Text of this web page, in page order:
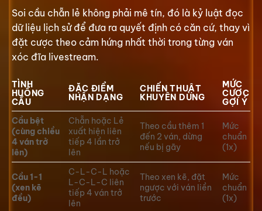
Soi cầu chẵn lẻ không phải mê tín, đó là kỷ luật đọc
dữ liệu lịch sử để đưa ra quyết định có căn cứ, thay vì
đặt cược theo cảm hứng nhất thời trong từng ván
xóc đĩa livestream.
TÌNH
HUỐNG
CẦU
ĐẶC ĐIỂM
NHẬN DẠNG
CHIẾN THUẬT
KHUYÊN DÙNG
MỨC
CƯỢC
GỢI Ý
Cầu bệt
(cùng chiều
4 ván trở
lên)
Chẵn hoặc Lẻ
xuất hiện liên
tiếp 4 lần trở
lên
Theo cầu thêm 1
đến 2 ván, dừng
nếu bị gãy
Mức
chuẩn
(1x)
Cầu 1-1
(xen kẽ
đều)
C-L-C-L hoặc
L-C-L-C liên
tiếp 4 ván trở
lên
Theo xen kẽ, đặt
ngược với ván liền
trước
Mức
chuẩn
(1x)